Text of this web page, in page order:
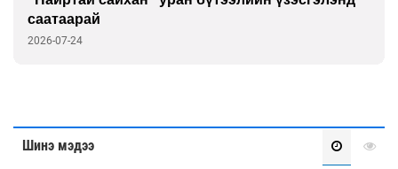
саатаарай
2026-07-24
Шинэ мэдээ